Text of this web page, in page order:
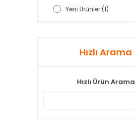
Yeni Ürünler (1)
Hızlı Arama
Hızlı Ürün Arama